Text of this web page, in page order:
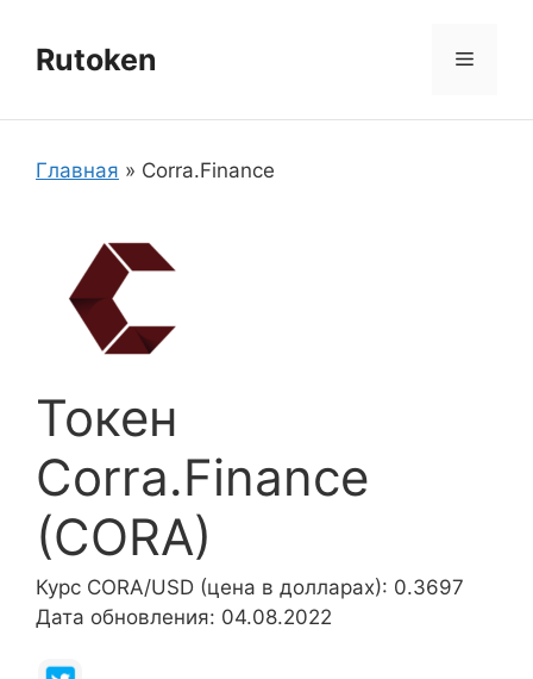
содержимому
Rutoken Меню
Главная » Corra.Finance
Токен
Corra.Finance
(CORA)
Курс CORA/USD (цена в долларах): 0.3697
Дата обновления: 04.08.2022